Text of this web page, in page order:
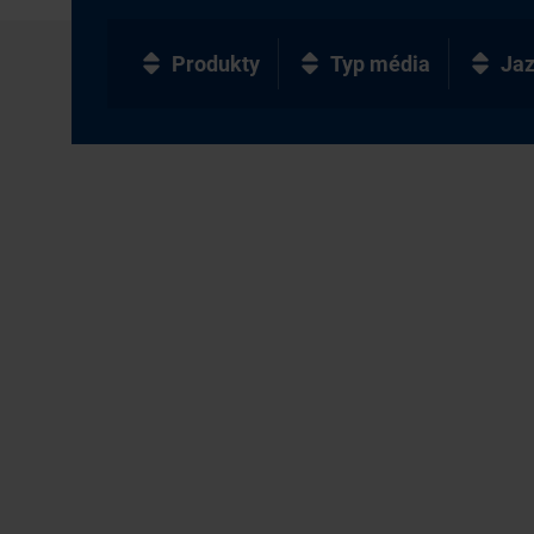
Produkty Typ média